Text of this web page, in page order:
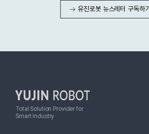
유진로봇 뉴스레터 구독하기
Total Solution Provider for
Smart Industry